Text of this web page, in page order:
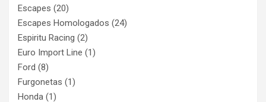
Escapes (20)
Escapes Homologados (24)
Espiritu Racing (2)
Euro Import Line (1)
Ford (8)
Furgonetas (1)
Honda (1)